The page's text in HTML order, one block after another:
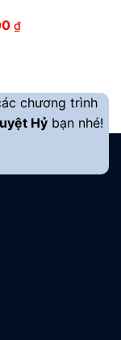
₫Giá
hiện
chương trình
Hỷ bạn nhé!